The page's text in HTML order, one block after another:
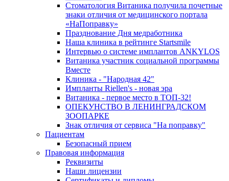
Стоматология Витаника получила почетные
знаки отличия от медицинского портала
«НаПоправку»
Празднование Дня медработника
Наша клиника в рейтинге Startsmile
Интервью о системе имплантов ANKYLOS
Витаника участник социальной программы
Вместе
Клиника - "Народная 42"
Импланты Riellen's - новая эра
Витаника - первое место в ТОП-32!
ОПЕКУНСТВО В ЛЕНИНГРАДСКОМ
ЗООПАРКЕ
Знак отличия от сервиса "На поправку"
Пациентам
Безопасный прием
Правовая информация
Реквизиты
Наши лицензии